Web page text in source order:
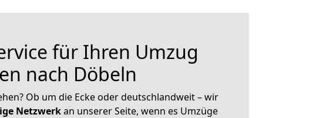
für Ihren Umzug
nach Döbeln
Ob um die Ecke oder deutschlandweit – wir
Netzwerkan unserer Seite, wenn es Umzüge